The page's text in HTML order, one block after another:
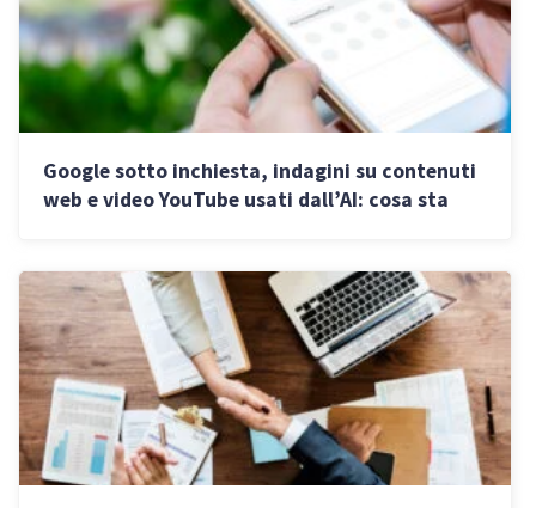
Google sotto inchiesta, indagini su contenuti
web e video YouTube usati dall’AI: cosa sta